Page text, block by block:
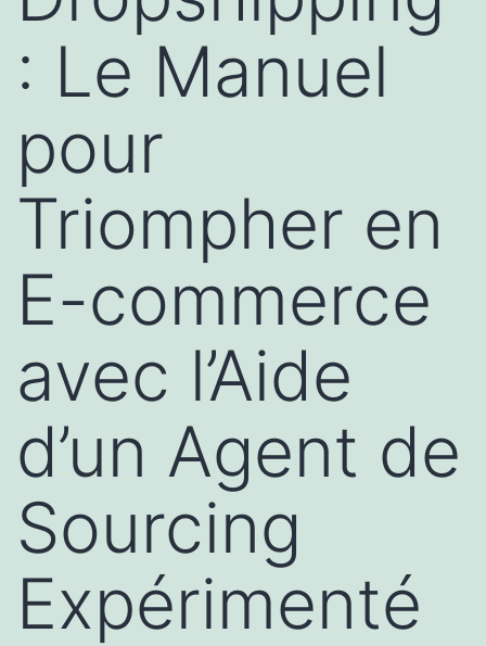
: Le Manuel
pour
Triompher en
E-commerce
avec l’Aide
d’un Agent de
Sourcing
Expérimenté